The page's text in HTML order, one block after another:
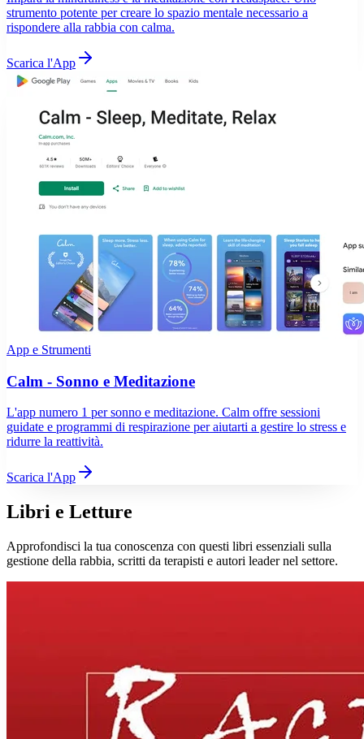
strumento potente per creare lo spazio mentale necessario a
rispondere alla rabbia con calma.
Scarica l'App
App e Strumenti
Calm - Sonno e Meditazione
L'app numero 1 per sonno e meditazione. Calm offre sessioni
guidate e programmi di respirazione per aiutarti a gestire lo stress e
ridurre la reattività.
Scarica l'App
Libri e Letture
Approfondisci la tua conoscenza con questi libri essenziali sulla
gestione della rabbia, scritti da terapisti e autori leader nel settore.